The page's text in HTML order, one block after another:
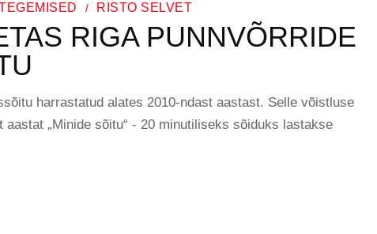
RISTO SELVET
RIGA PUNNVÕRRIDE
harrastatud alates 2010-ndast aastast. Selle võistluse
„Minide sõitu“ - 20 minutiliseks sõiduks lastakse